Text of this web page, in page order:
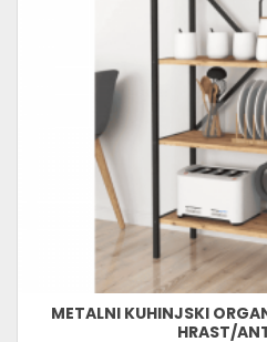
METALNI KUHINJSKI
HRAST/